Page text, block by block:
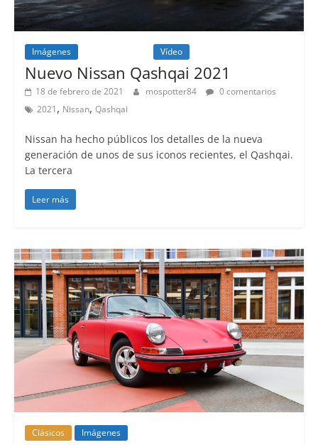
Imágenes Vídeo
Nuevo Nissan Qashqai 2021
18 de febrero de 2021 mospotter84
0 comentarios
2021, Nissan, Qashqai
Nissan ha hecho públicos los detalles de la nueva
generación de unos de sus iconos recientes, el Qashqai.
La tercera
Leer más
Clásicos Imágenes